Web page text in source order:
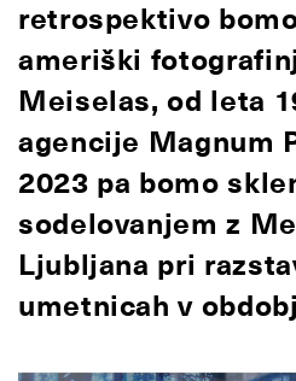
retrospektivo
ameriški
Meiselas, od leta
agencije Magnum
2023 pa bomo
sodelovanjem z
Ljubljana pri
umetnicah v